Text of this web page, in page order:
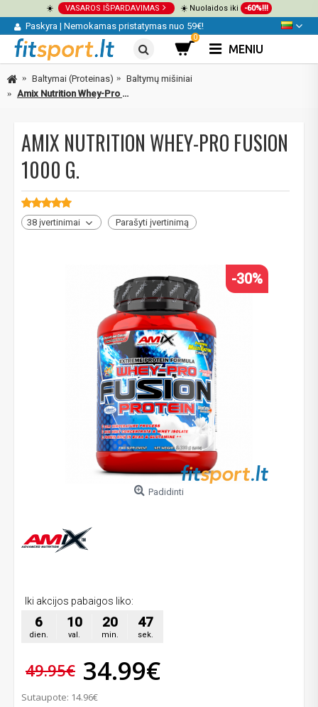
☀️ VASAROS IŠPARDAVIMAS ☀️ Nuolaidos iki -60%!!!
Paskyra | Nemokamas pristatymas nuo 59€!
0
MENIU
Baltymai (Proteinas)
Baltymų mišiniai
Amix Nutrition Whey-Pro FUSION 1000 g.
AMIX NUTRITION WHEY-PRO FUSION
1000 G.
38 įvertinimai Parašyti įvertinimą
-30%
Padidinti
Iki akcijos pabaigos liko:
6
dien.
10
val.
20
min.
46
sek.
49.95€ 34.99€
Sutaupote: 14.96€